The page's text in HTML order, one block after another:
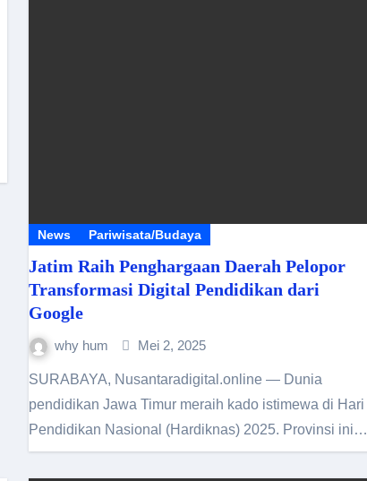
News Pariwisata/Budaya
Jatim Raih Penghargaan Daerah Pelopor
Transformasi Digital Pendidikan dari
Google
why hum Mei 2, 2025
SURABAYA, Nusantaradigital.online — Dunia
pendidikan Jawa Timur meraih kado istimewa di Hari
Pendidikan Nasional (Hardiknas) 2025. Provinsi ini…